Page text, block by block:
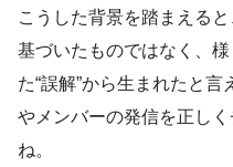
こうした背景を踏まえる
基づいたものではなく、
た“誤解”から生まれたと
やメンバーの発信を正し
ね。